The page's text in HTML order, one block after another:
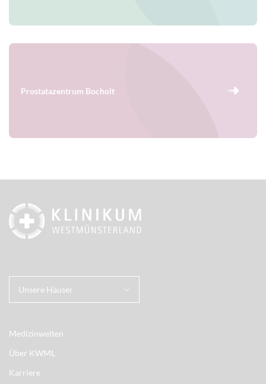
Prostatazentrum Bocholt
Unsere Häuser
Medizinwelten
Über KWML
Karriere